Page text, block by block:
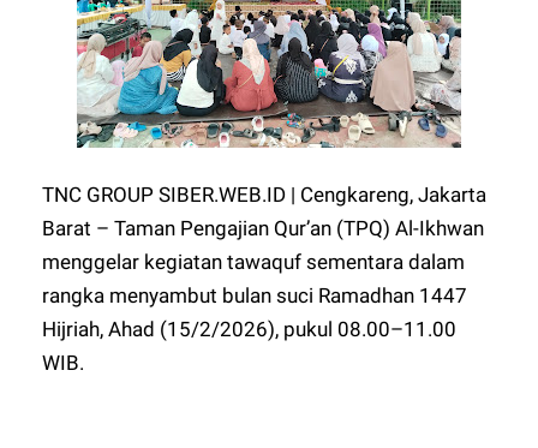
TNC GROUP SIBER.WEB.ID | Cengkareng, Jakarta
Barat – Taman Pengajian Qur’an (TPQ) Al-Ikhwan
menggelar kegiatan tawaquf sementara dalam
rangka menyambut bulan suci Ramadhan 1447
Hijriah, Ahad (15/2/2026), pukul 08.00–11.00
WIB.